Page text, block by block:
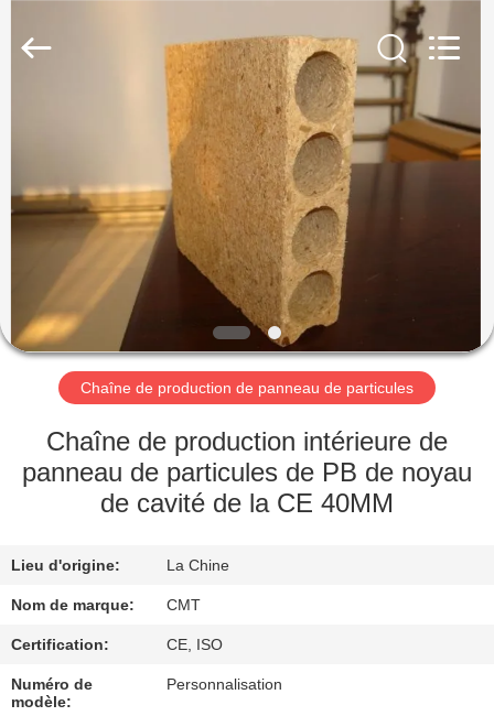
DES
PRODUITS
PROPOS
DE
NOUS
VISITE
CONTRÔLE
DE
QUALITÉ
CO.,
Chaîne de production de panneau de particules
Chaîne de production intérieure de
panneau de particules de PB de noyau
de cavité de la CE 40MM
Lieu d'origine: La Chine
Nom de marque: CMT
Certification: CE, ISO
Numéro de
modèle:
Personnalisation